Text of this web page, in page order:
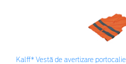
Kalff* Vestă de avertizare portocalie